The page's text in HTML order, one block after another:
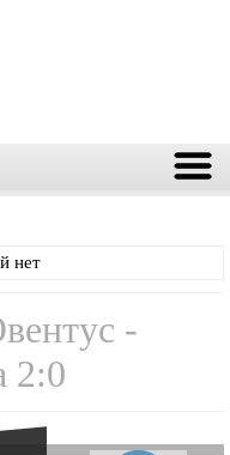
нет
-
2:0